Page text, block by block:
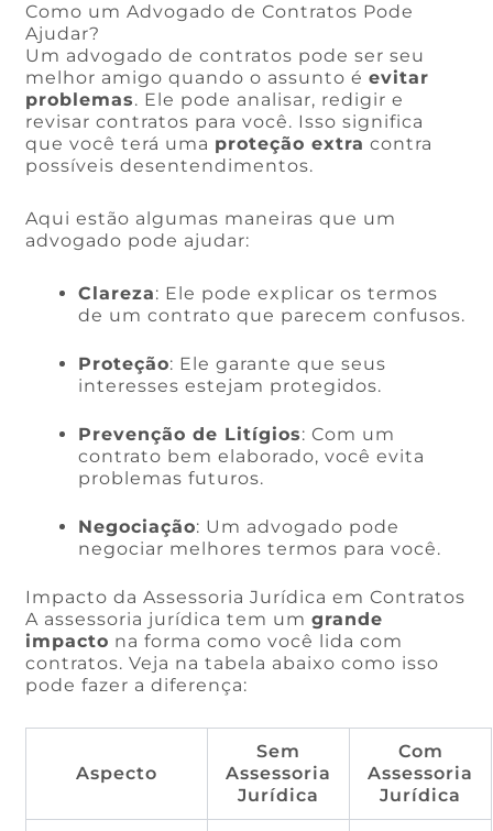
Como um Advogado de Contratos Pode
Ajudar?
Um advogado de contratos pode ser seu
melhor amigo quando o assunto éevitar
problemas. Ele pode analisar, redigir e
revisar contratos para você. Isso significa
que você terá uma proteção extra contra
possíveis desentendimentos.
Aqui estão algumas maneiras que um
advogado pode ajudar:
Clareza: Ele pode explicar os termos
de um contrato que parecem confusos.
Proteção: Ele garante que seus
interesses estejam protegidos.
Prevenção de Litígios: Com um
contrato bem elaborado, você evita
problemas futuros.
Negociação: Um advogado pode
negociar melhores termos para você.
Impacto da Assessoria Jurídica em Contratos
A assessoria jurídica tem umgrande
impacto na forma como você lida com
contratos. Veja na tabela abaixo como isso
pode fazer a diferença:
Aspecto
Sem
Assessoria
Jurídica
Com
Assessoria
Jurídica